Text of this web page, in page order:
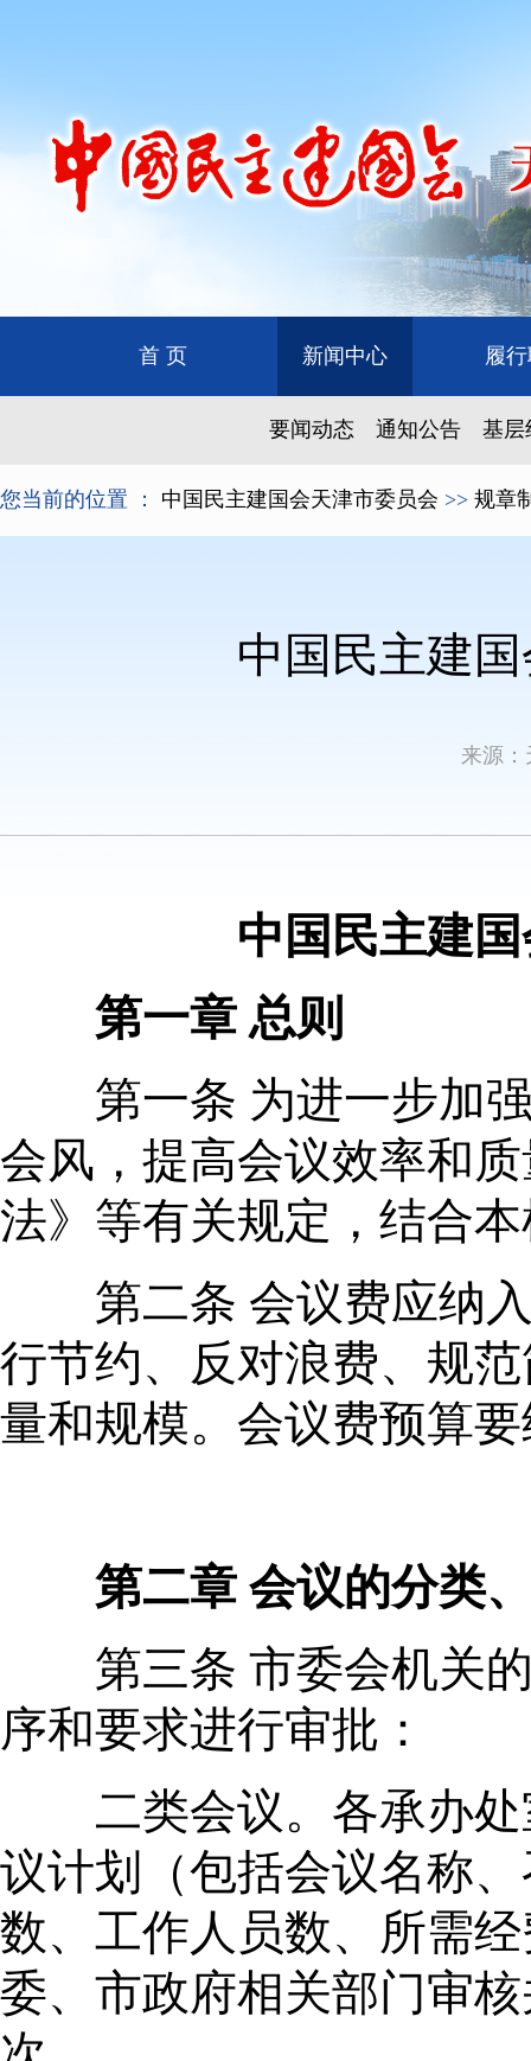
首 页 新闻中心 履
要闻动态 通知公告 基层
您当前的位置 ： 中国民主建国会天津市委员会 >> 规章
中国民主建
来源
中国民主建
第一章 总则
第一条 为进一步加强
会风，提高会议效率和
法》等有关规定，结合
第二条 会议费应纳入
行节约、反对浪费、规
量和规模。会议费预算
第二章 会议的分类
第三条 市委会机关的
序和要求进行审批：
二类会议。各承办处
议计划（包括会议名称
数、工作人员数、所需
委、市政府相关部门审